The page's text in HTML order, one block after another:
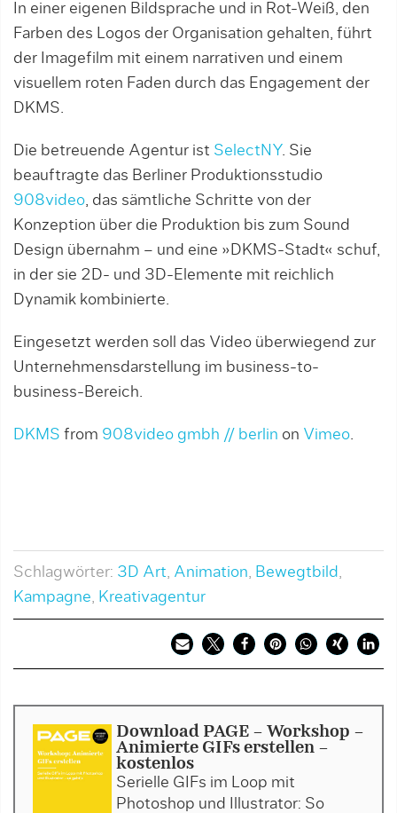
In einer eigenen Bildsprache und in Rot-Weiß, den
Farben des Logos der Organisation gehalten, führt
der Imagefilm mit einem narrativen und einem
visuellem roten Faden durch das Engagement der
DKMS.
Die betreuende Agentur ist SelectNY. Sie
beauftragte das Berliner Produktionsstudio
908video, das sämtliche Schritte von der
Konzeption über die Produktion bis zum Sound
Design übernahm – und eine »DKMS-Stadt« schuf,
in der sie 2D- und 3D-Elemente mit reichlich
Dynamik kombinierte.
Eingesetzt werden soll das Video überwiegend zur
Unternehmensdarstellung im business-to-
business-Bereich.
DKMS from 908video gmbh // berlin on Vimeo.
Schlagwörter: 3D Art, Animation, Bewegtbild,
Kampagne, Kreativagentur
Download PAGE - Workshop -
Animierte GIFs erstellen -
kostenlos
Serielle GIFs im Loop mit
Photoshop und Illustrator: So